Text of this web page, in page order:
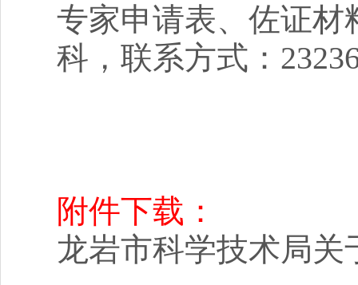
专家申请表、佐证材
科，联系方式：
附件下载：
龙岩市科学技术局关